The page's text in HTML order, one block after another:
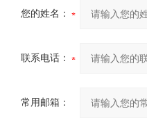
您的姓名：
联系电话：
常用邮箱：